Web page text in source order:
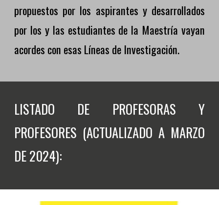
propuestos por los aspirantes y desarrollados
por los y las estudiantes de la Maestría vayan
acordes con esas Líneas de Investigación.
LISTADO DE PROFESORAS Y
PROFESORES (ACTUALIZADO A MARZO
DE 2024):